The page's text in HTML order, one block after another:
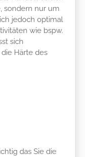
sondern nur um
jedoch optimal
wie bspw.
sich
Härte des
das Sie die